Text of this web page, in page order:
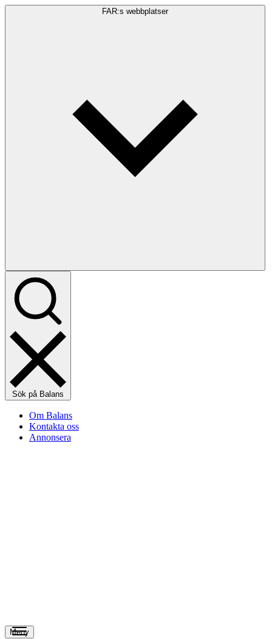
FAR:s webbplatser
Sök på Balans
Om Balans
Kontakta oss
Annonsera
Meny